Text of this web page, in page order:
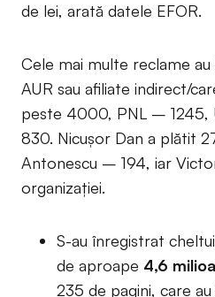
de lei, arată datele EFOR.
Cele mai multe reclame
AUR sau afiliate indirect/
peste 4000, PNL – 1245,
830. Nicușor Dan a plătit
Antonescu – 194, iar
organizației.
S-au înregistrat
de aproape 4,6
235 de pagini, care